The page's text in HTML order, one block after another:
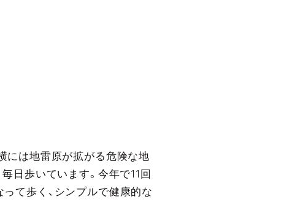
には地雷原が拡がる危険な地
日歩いています。今年で11回
て歩く、シンプルで健康的な